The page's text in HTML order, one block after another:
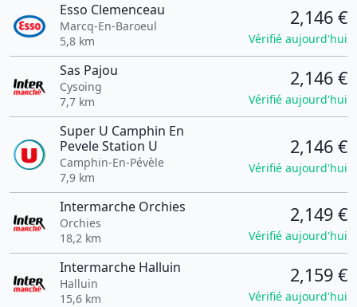
Esso Clemenceau
Marcq-En-Baroeul
5,8 km
2,146 €
Vérifié aujourd'hui
Sas Pajou
Cysoing
7,7 km
2,146 €
Vérifié aujourd'hui
Super U Camphin En
Pevele Station U
Camphin-En-Pévèle
7,9 km
2,146 €
Vérifié aujourd'hui
Intermarche Orchies
Orchies
18,2 km
2,149 €
Vérifié aujourd'hui
Intermarche Halluin
Halluin
15,6 km
2,159 €
Vérifié aujourd'hui